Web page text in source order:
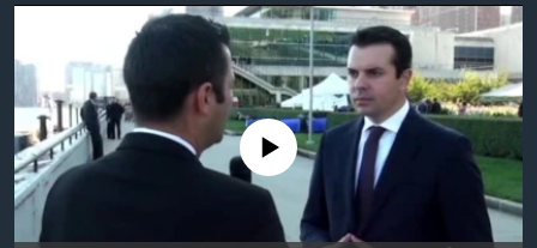
УМЕТНОСТ И ЗАБАВА
ИНТЕРВЈУА
Јазици No media source currently available